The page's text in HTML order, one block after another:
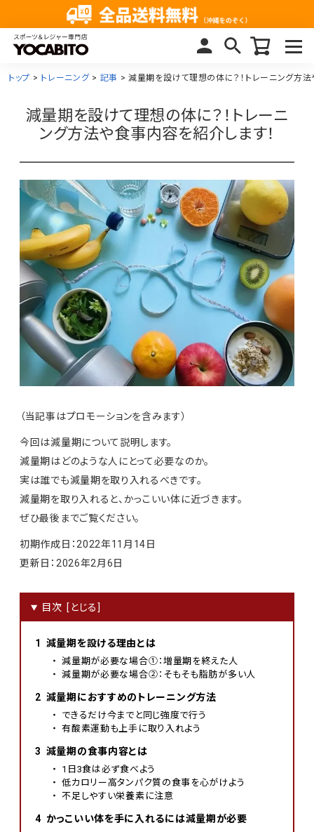
トップ トレーニング 記事 減量期を設けて理想の体に？！トレーニング方
減量期を設けて理想の体に？！トレーニ
ング方法や食事内容を紹介します！
（当記事はプロモーションを含みます）
今回は減量期について説明します。
減量期はどのような人にとって必要なのか。
実は誰でも減量期を取り入れるべきです。
減量期を取り入れると、かっこいい体に近づきます。
ぜひ最後までご覧ください。
初期作成日：2022年11月14日
更新日：2026年2月6日
目次
減量期を設ける理由とは
減量期が必要な場合①：増量期を終えた人
減量期が必要な場合②：そもそも脂肪が多い人
減量期におすすめのトレーニング方法
できるだけ今までと同じ強度で行う
有酸素運動も上手に取り入れよう
減量期の食事内容とは
1日3食は必ず食べよう
低カロリー高タンパク質の食事を心がけよう
不足しやすい栄養素に注意
かっこいい体を手に入れるには減量期が必要